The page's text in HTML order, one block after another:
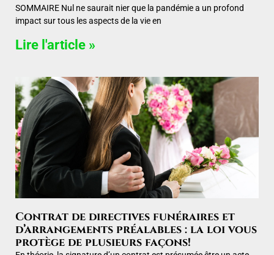
SOMMAIRE Nul ne saurait nier que la pandémie a un profond
impact sur tous les aspects de la vie en
Lire l'article »
Contrat de directives funéraires et
d’arrangements préalables : la loi vous
protège de plusieurs façons!